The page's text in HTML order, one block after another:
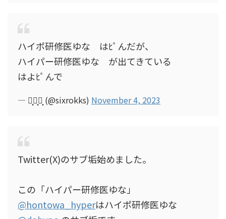
ハイポ研修医ゆな はﾋﾟんだが、
ハイパー研修医ゆな が出てきている
はよﾋﾟんで
— ろ͙っ͙か͙ (@sixrokks) November 4, 2023
Twitter(X)のサブ垢始めました。
この「ハイパー研修医ゆな」
@hontowa_hyperはハイポ研修医ゆな